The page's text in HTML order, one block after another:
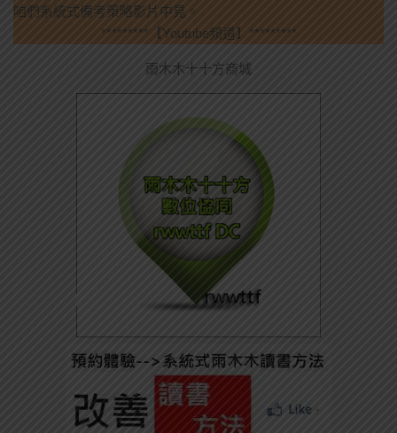
咱們系統式備考策略影片中見。
*********【Youtube頻道】*********
雨木木十十方商城